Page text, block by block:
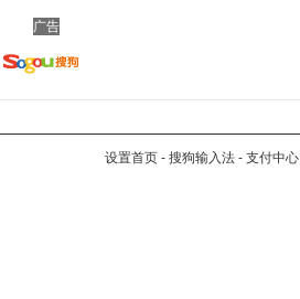
广告
设置首页 - 搜狗输入法 - 支付中心